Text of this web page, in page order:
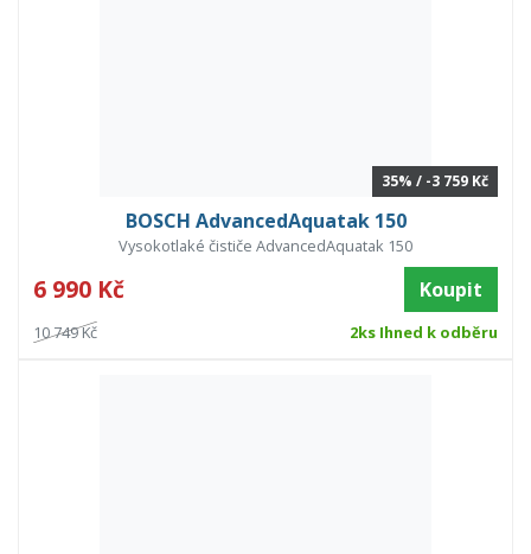
35% / -3 759 Kč
BOSCH AdvancedAquatak 150
Vysokotlaké čističe AdvancedAquatak 150
6 990 Kč Koupit
10 749 Kč 2ks Ihned k odběru